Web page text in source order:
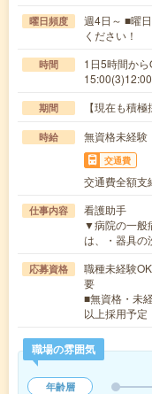
曜日頻度
週4日～ ■曜
ください！
時間
1日5時間か
期間 【現在も積
時給 無資格未経
交通費
交通費全額支
仕事内容
看護助手
▼病院の一般
は、・器具
応募資格
職種未経験
要
■無資格・未
以上採用予
職場の雰囲気
年齢層